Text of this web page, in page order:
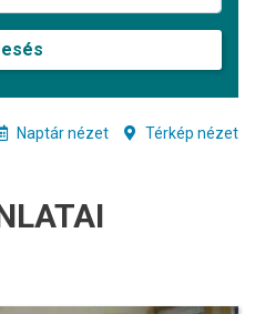
Naptár nézet Térkép nézet